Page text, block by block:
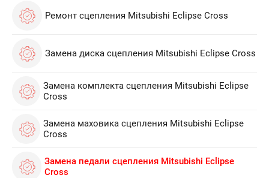
Ремонт сцепления Mitsubishi Eclipse Cross
Замена диска сцепления Mitsubishi Eclipse Cross
Замена комплекта сцепления Mitsubishi Eclipse
Cross
Замена маховика сцепления Mitsubishi Eclipse
Cross
Замена педали сцепления Mitsubishi Eclipse
Cross